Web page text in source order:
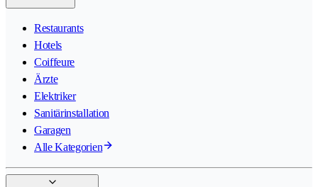
Restaurants
Hotels
Coiffeure
Ärzte
Elektriker
Sanitärinstallation
Garagen
Alle Kategorien